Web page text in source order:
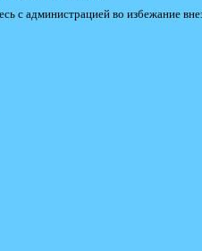
с администрацией во избежание